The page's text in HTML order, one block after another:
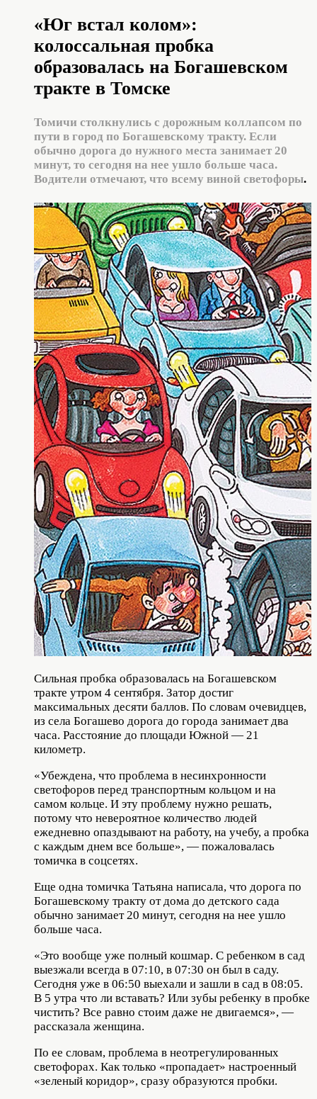
«Юг встал колом»:
колоссальная пробка
образовалась на Богашевском
тракте в Томске
Томичи столкнулись с дорожным коллапсом по
пути в город по Богашевскому тракту. Если
обычно дорога до нужного места занимает 20
минут, то сегодня на нее ушло больше часа.
Водители отмечают, что всему виной светофоры.
Сильная пробка образовалась на Богашевском
тракте утром 4 сентября. Затор достиг
максимальных десяти баллов. По словам очевидцев,
из села Богашево дорога до города занимает два
часа. Расстояние до площади Южной — 21
километр.
«Убеждена, что проблема в несинхронности
светофоров перед транспортным кольцом и на
самом кольце. И эту проблему нужно решать,
потому что невероятное количество людей
ежедневно опаздывают на работу, на учебу, а пробка
с каждым днем все больше», — пожаловалась
томичка в соцсетях.
Еще одна томичка Татьяна написала, что дорога по
Богашевскому тракту от дома до детского сада
обычно занимает 20 минут, сегодня на нее ушло
больше часа.
«Это вообще уже полный кошмар. С ребенком в сад
выезжали всегда в 07:10, в 07:30 он был в саду.
Сегодня уже в 06:50 выехали и зашли в сад в 08:05.
В 5 утра что ли вставать? Или зубы ребенку в пробке
чистить? Все равно стоим даже не двигаемся», —
рассказала женщина.
По ее словам, проблема в неотрегулированных
светофорах. Как только «пропадает» настроенный
«зеленый коридор», сразу образуются пробки.